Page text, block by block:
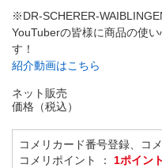
※DR-SCHERER-
YouTuberの皆様に商品の使
す！
紹介動画はこちら
ネット販売
価格（税込）
コメリカード番号登録、コ
コメリポイント ： 1ポイン